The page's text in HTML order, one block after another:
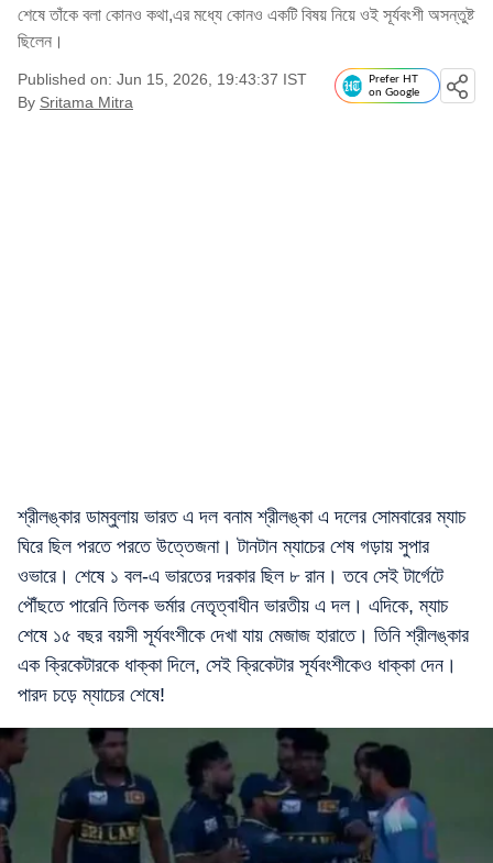
শেষে তাঁকে বলা কোনও কথা,এর মধ্যে কোনও একটি বিষয় নিয়ে ওই সূর্যবংশী অসন্তুষ্ট
ছিলেন।
Published on: Jun 15, 2026, 19:43:37 IST
By Sritama Mitra
Prefer HT
on Google
শ্রীলঙ্কার ডাম্বুলায় ভারত এ দল বনাম শ্রীলঙ্কা এ দলের সোমবারের ম্যাচ
ঘিরে ছিল পরতে পরতে উত্তেজনা। টানটান ম্যাচের শেষ গড়ায় সুপার
ওভারে। শেষে ১ বল-এ ভারতের দরকার ছিল ৮ রান। তবে সেই টার্গেটে
পৌঁছতে পারেনি তিলক ভর্মার নেতৃত্বাধীন ভারতীয় এ দল। এদিকে, ম্যাচ
শেষে ১৫ বছর বয়সী সূর্যবংশীকে দেখা যায় মেজাজ হারাতে। তিনি শ্রীলঙ্কার
এক ক্রিকেটারকে ধাক্কা দিলে, সেই ক্রিকেটার সূর্যবংশীকেও ধাক্কা দেন।
পারদ চড়ে ম্যাচের শেষে!